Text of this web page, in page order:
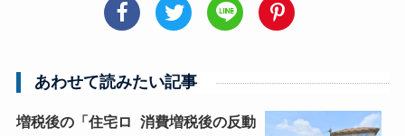
あわせて読みたい記事
増税後の「住宅ロ
消費増税後の反動